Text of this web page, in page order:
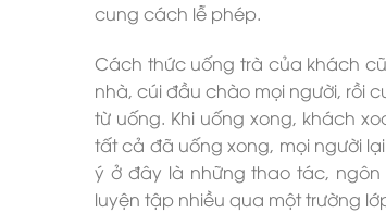
cung cách lễ phép.
Cách thức uống trà của khách
nhà, cúi đầu chào mọi người, rồi
từ uống. Khi uống xong, khách
tất cả đã uống xong, mọi người
ý ở đây là những thao tác,
luyện tập nhiều qua một trường